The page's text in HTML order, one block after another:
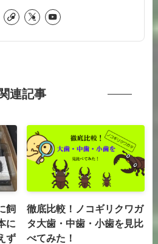
関連記事
飼
に
ず
徹底比較！ノコギリクワガ
タ大歯・中歯・小歯を見比
べてみた！